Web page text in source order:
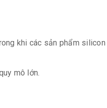
khi các sản phẩm
mô lớn.